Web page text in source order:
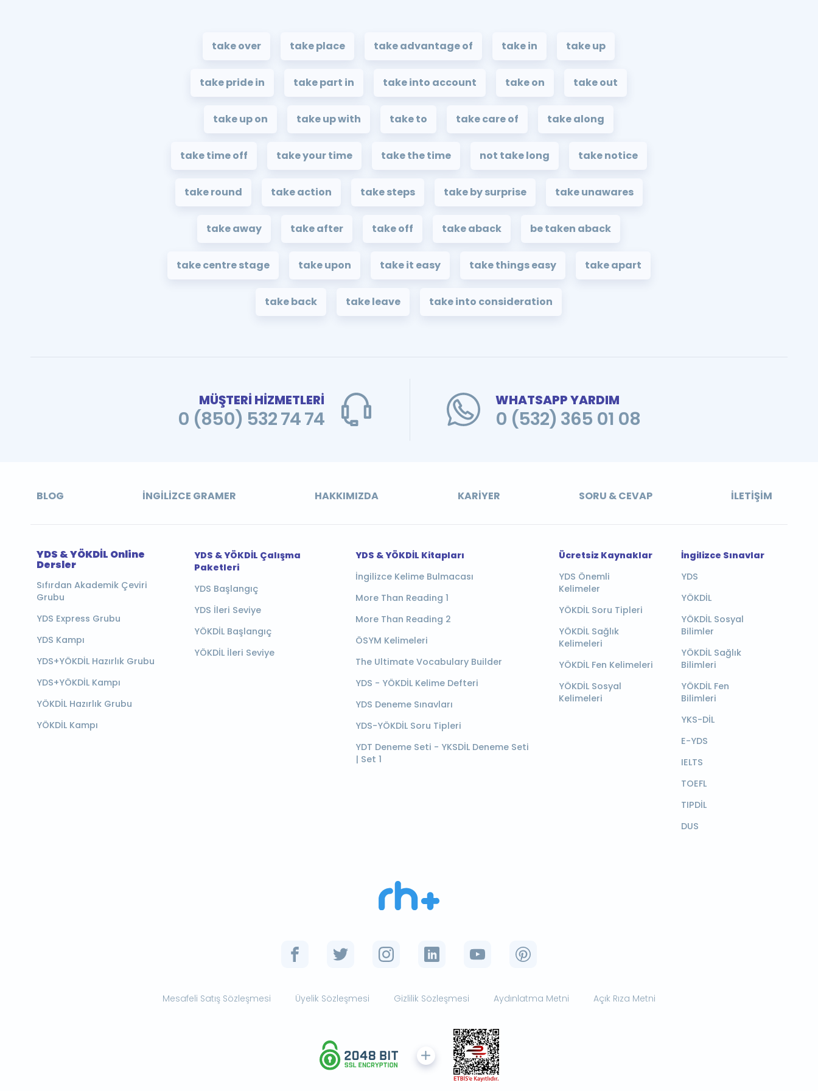
take over take place take advantage of take in take up
take pride in take part in take into account take on take out
take up on take up with take to take care of take along
take time off take your time take the time not take long take notice
take round take action take steps take by surprise take unawares
take away take after take off take aback be taken aback
take centre stage take upon take it easy take things easy take apart
take back take leave take into consideration
MÜŞTERİ HİZMETLERİ
0 (850) 532 74 74
WHATSAPP YARDIM
0 (532) 365 01 08
BLOG İNGILIZCE GRAMER HAKKIMIZDA KARIYER SORU & CEVAP İLETIŞIM
YDS & YÖKDİL Online
Dersler
Sıfırdan Akademik Çeviri
Grubu
YDS Express Grubu
YDS Kampı
YDS+YÖKDİL Hazırlık Grubu
YDS+YÖKDİL Kampı
YÖKDİL Hazırlık Grubu
YÖKDİL Kampı
YDS & YÖKDİL Çalışma
Paketleri
YDS Başlangıç
YDS İleri Seviye
YÖKDİL Başlangıç
YÖKDİL İleri Seviye
YDS & YÖKDİL Kitapları
İngilizce Kelime Bulmacası
More Than Reading 1
More Than Reading 2
ÖSYM Kelimeleri
The Ultimate Vocabulary Builder
YDS - YÖKDİL Kelime Defteri
YDS Deneme Sınavları
YDS-YÖKDİL Soru Tipleri
YDT Deneme Seti - YKSDİL Deneme Seti
| Set 1
Ücretsiz Kaynaklar
YDS Önemli
Kelimeler
YÖKDİL Soru Tipleri
YÖKDİL Sağlık
Kelimeleri
YÖKDİL Fen Kelimeleri
YÖKDİL Sosyal
Kelimeleri
İngilizce Sınavlar
YDS
YÖKDİL
YÖKDİL Sosyal
Bilimler
YÖKDİL Sağlık
Bilimleri
YÖKDİL Fen
Bilimleri
YKS-DİL
E-YDS
IELTS
TOEFL
TIPDİL
DUS
Mesafeli Satış Sözleşmesi Üyelik Sözleşmesi Gizlilik Sözleşmesi Aydınlatma Metni Açık Rıza Metni